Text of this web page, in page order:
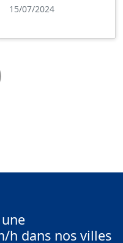
15/07/2024
h dans nos villes